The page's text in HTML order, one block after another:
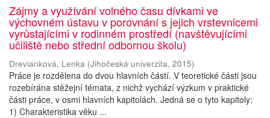
Zájmy a využívání volného času dívkami ve
výchovném ústavu v porovnání s jejich vrstevnicemi
vyrůstajícími v rodinném prostředí (navštěvujícími
učiliště nebo střední odbornou školu)
Drevianková, Lenka (Jihočeská univerzita, 2015)
Práce je rozdělena do dvou hlavních částí. V teoretické části jsou
rozebírána stěžejní témata, z nichž vychází výzkum v praktické
části práce, v osmi hlavních kapitolách. Jedná se o tyto kapitoly:
1) Charakteristika věku ...